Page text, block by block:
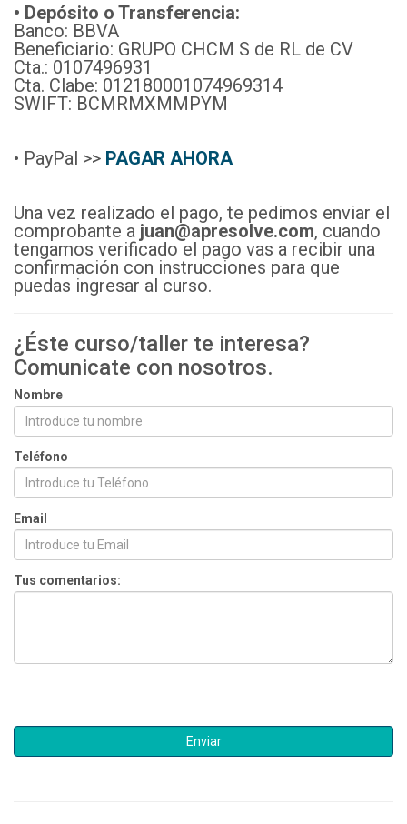
• Depósito o Transferencia:
Banco: BBVA
Beneficiario: GRUPO CHCM S de RL de CV
Cta.: 0107496931
Cta. Clabe: 012180001074969314
SWIFT: BCMRMXMMPYM
• PayPal >> PAGAR AHORA
Una vez realizado el pago, te pedimos enviar el
comprobante a juan@apresolve.com, cuando
tengamos verificado el pago vas a recibir una
confirmación con instrucciones para que
puedas ingresar al curso.
¿Éste curso/taller te interesa?
Comunicate con nosotros.
Nombre
Teléfono
Email
Tus comentarios: